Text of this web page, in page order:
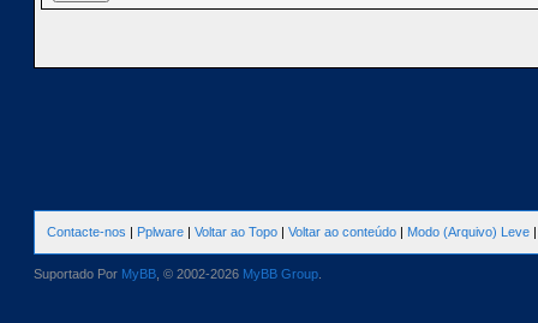
Contacte-nos | Pplware | Voltar ao Topo | Voltar ao conteúdo | Modo (Arquivo) Leve
Suportado Por MyBB , © 2002-2026 MyBB Group